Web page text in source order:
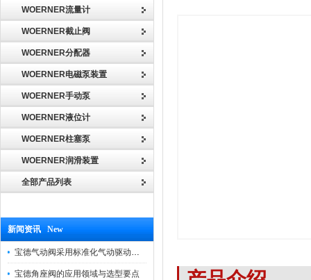
WOERNER流量计
WOERNER截止阀
WOERNER分配器
WOERNER电磁泵装置
WOERNER手动泵
WOERNER液位计
WOERNER柱塞泵
WOERNER润滑装置
全部产品列表
新闻资讯 New
宝德气动阀采用标准化气动驱动设计，可匹配各类工业气源工况
宝德角座阀的应用领域与选型要点